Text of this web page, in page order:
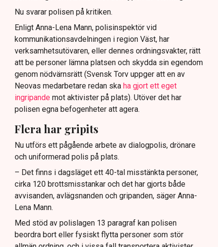
Nu svarar polisen på kritiken.
Enligt Anna-Lena Mann, polisinspektör vid
kommunikationsavdelningen i region Väst, har
verksamhetsutövaren, eller dennes ordningsvakter, rätt
att be personer lämna platsen och skydda sin egendom
genom nödvärnsrätt (Svensk Torv uppger att en av
Neovas medarbetare redan ska ha gjort ett eget
ingripande mot aktivister på plats). Utöver det har
polisen egna befogenheter att agera.
Flera har gripits
Nu utförs ett pågående arbete av dialogpolis, drönare
och uniformerad polis på plats.
– Det finns i dagsläget ett 40-tal misstänkta personer,
cirka 120 brottsmisstankar och det har gjorts både
avvisanden, avlägsnanden och gripanden, säger Anna-
Lena Mann.
Med stöd av polislagen 13 paragraf kan polisen
beordra bort eller fysiskt flytta personer som stör